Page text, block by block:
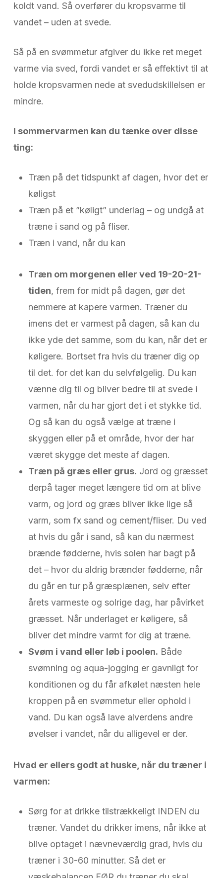
koldt vand. Så overfører du kropsvarme til
vandet – uden at svede.
Så på en svømmetur afgiver du ikke ret meget
varme via sved, fordi vandet er så effektivt til at
holde kropsvarmen nede at svedudskillelsen er
mindre.
I sommervarmen kan du tænke over disse
ting:
Træn på det tidspunkt af dagen, hvor det er
køligst
Træn på et ”køligt” underlag – og undgå at
træne i sand og på fliser.
Træn i vand, når du kan
Træn om morgenen eller ved 19-20-21-
tiden, frem for midt på dagen, gør det
nemmere at kapere varmen. Træner du
imens det er varmest på dagen, så kan du
ikke yde det samme, som du kan, når det er
køligere. Bortset fra hvis du træner dig op
til det. for det kan du selvfølgelig. Du kan
vænne dig til og bliver bedre til at svede i
varmen, når du har gjort det i et stykke tid.
Og så kan du også vælge at træne i
skyggen eller på et område, hvor der har
været skygge det meste af dagen.
Træn på græs eller grus. Jord og græsset
derpå tager meget længere tid om at blive
varm, og jord og græs bliver ikke lige så
varm, som fx sand og cement/fliser. Du ved
at hvis du går i sand, så kan du nærmest
brænde fødderne, hvis solen har bagt på
det – hvor du aldrig brænder fødderne, når
du går en tur på græsplænen, selv efter
årets varmeste og solrige dag, har påvirket
græsset. Når underlaget er køligere, så
bliver det mindre varmt for dig at træne.
Svøm i vand eller løb i poolen. Både
svømning og aqua-jogging er gavnligt for
konditionen og du får afkølet næsten hele
kroppen på en svømmetur eller ophold i
vand. Du kan også lave alverdens andre
øvelser i vandet, når du alligevel er der.
Hvad er ellers godt at huske, når du træner i
varmen:
Sørg for at drikke tilstrækkeligt INDEN du
træner. Vandet du drikker imens, når ikke at
blive optaget i nævneværdig grad, hvis du
træner i 30-60 minutter. Så det er